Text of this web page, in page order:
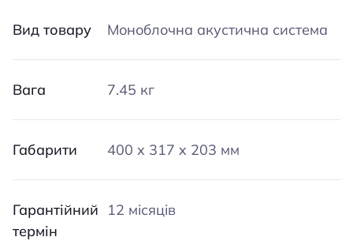
Вид товару Моноблочна акустична система
Вага 7.45 кг
Габарити 400 x 317 x 203 мм
Гарантійний
термін
12 місяців